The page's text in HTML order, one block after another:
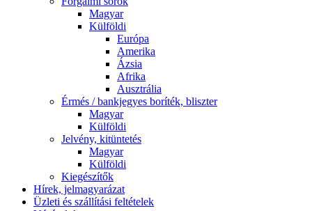
Magyar
Külföldi
Európa
Amerika
Ázsia
Afrika
Ausztrália
Érmés / bankjegyes boríték, bliszter
Magyar
Külföldi
Jelvény, kitüntetés
Magyar
Külföldi
Kiegészítők
Hírek, jelmagyarázat
Üzleti és szállítási feltételek